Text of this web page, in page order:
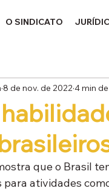
O SINDICATO
8 de nov. de 2022 4 min
que o Brasil
para atividades